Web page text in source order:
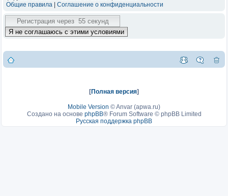
Общие правила Соглашение о конфиденциальности
[Полная версия]
Mobile Version ©Anvar (apwa.ru)
Создано на основе phpBB® Forum Software © phpBB Limited
Русская поддержка phpBB